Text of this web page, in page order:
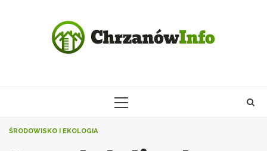
PRIMARY
ŚRODOWISKO I EKOLOGIA